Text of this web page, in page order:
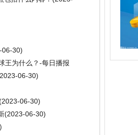
06-30)
王为什么？-每日播报
06-30)
06-30)
(2023-06-30)